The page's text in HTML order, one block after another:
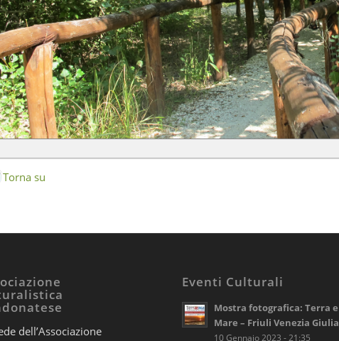
Torna su
dell’Associazione
Eventi Culturali
Mostra fotografica: Terra e
Mare – Friuli Venezia Giulia
10 Gennaio 2023 - 21:35